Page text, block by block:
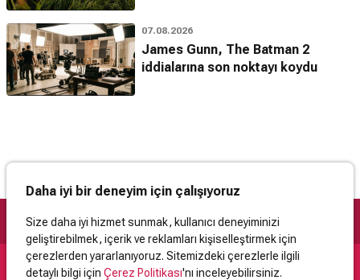
07.08.2026
James Gunn, The Batman 2
iddialarına son noktayı koydu
Daha iyi bir deneyim için çalışıyoruz
Size daha iyi hizmet sunmak, kullanıcı deneyiminizi
geliştirebilmek, içerik ve reklamları kişiselleştirmek için
çerezlerden yararlanıyoruz. Sitemizdeki çerezlerle ilgili
detaylı bilgi için Çerez Politikası'nı inceleyebilirsiniz.